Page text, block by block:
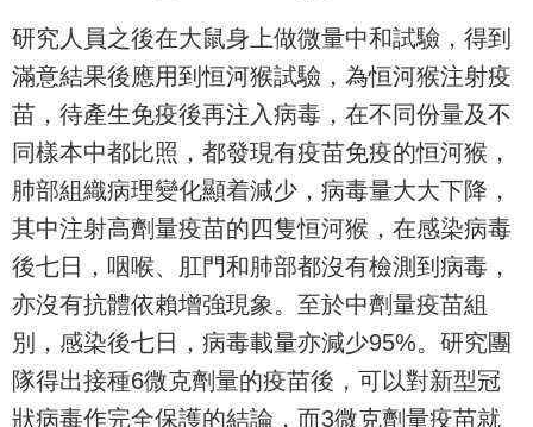
研究人員之後在大鼠身上做微量中和試驗，得到
滿意結果後應用到恒河猴試驗，為恒河猴注射疫
苗，待產生免疫後再注入病毒，在不同份量及不
同樣本中都比照，都發現有疫苗免疫的恒河猴，
肺部組織病理變化顯着減少，病毒量大大下降，
其中注射高劑量疫苗的四隻恒河猴，在感染病毒
後七日，咽喉、肛門和肺部都沒有檢測到病毒，
亦沒有抗體依賴增強現象。至於中劑量疫苗組
別，感染後七日，病毒載量亦減少95%。研究團
隊得出接種6微克劑量的疫苗後，可以對新型冠
狀病毒作完全保護的結論，而3微克劑量疫苗就